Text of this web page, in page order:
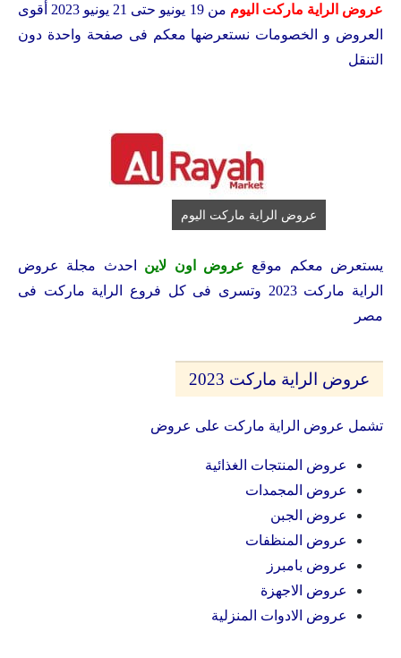
عروض الراية ماركت اليوم
من 19 يونيو حتى 21 يونيو 2023 أقوى
العروض و الخصومات نستعرضها معكم فى صفحة واحدة دون
التنقل
عروض الراية ماركت اليوم
يستعرض معكم موقع عروض اون لاين احدث مجلة عروض
الراية ماركت 2023 وتسرى فى كل فروع الراية ماركت فى
مصر
عروض الراية ماركت 2023
تشمل عروض الراية ماركت على عروض
عروض المنتجات الغذائية
عروض المجمدات
عروض الجبن
عروض المنظفات
عروض بامبرز
عروض الاجهزة
عروض الادوات المنزلية